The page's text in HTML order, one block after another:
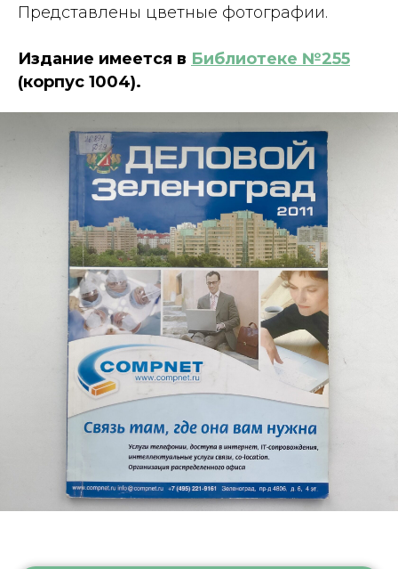
Представлены цветные фотографии.
Издание имеется в Библиотеке №255
(корпус 1004).